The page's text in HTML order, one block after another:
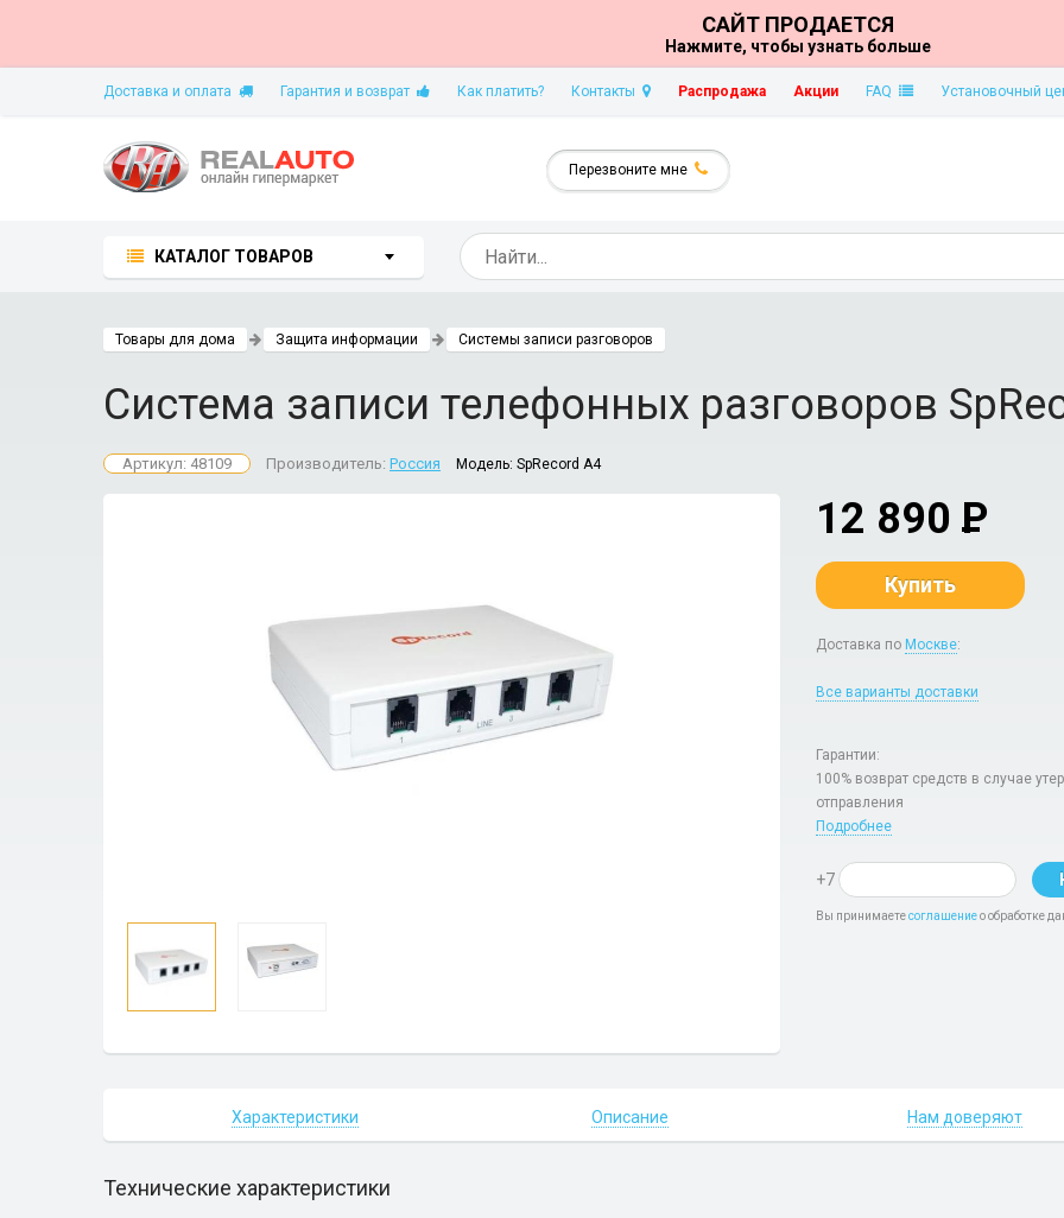
САЙТ ПРОДАЕТСЯ
Нажмите, чтобы узнать больше
Доставка и оплата Гарантия и возврат Как платить? Контакты Распродажа Акции FAQ Установочный
Перезвоните мне
КАТАЛОГ ТОВАРОВ
Товары для дома Защита информации Системы записи разговоров
Система записи телефонных разговоров
Артикул: 48109 Производитель: Россия Модель: SpRecord A4
12 890 P
Купить
Доставка по Москве:
Все варианты доставки
Гарантии:
100% возврат средств в случае
отправления
Подробнее
+7
Вы принимаетесоглашениео обработке
Характеристики Описание Нам доверяют
Технические характеристики